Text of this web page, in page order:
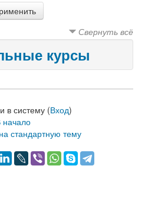
Свернуть всё
курсы
в систему (Вход)
начало
стандартную тему